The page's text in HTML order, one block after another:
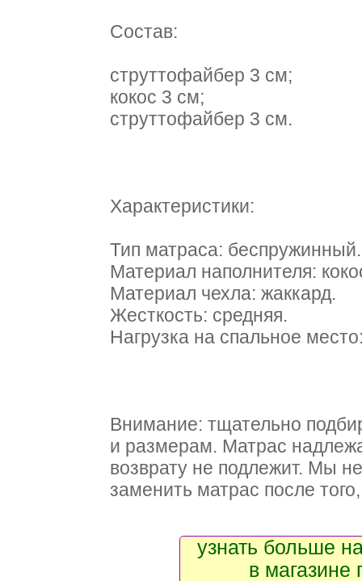
Состав:
cтруттофайбер 3 см;
кокос 3 см;
cтруттофайбер 3 см.
Характеристики:
Тип матраса: беспружинный.
Материал наполнителя:
Материал чехла: жаккард.
Жесткость: средняя.
Нагрузка на спальное место:
Внимание: тщательно
и размерам. Матрас
возврату не подлежит. Мы
заменить матрас после
узнать больше
в магазине